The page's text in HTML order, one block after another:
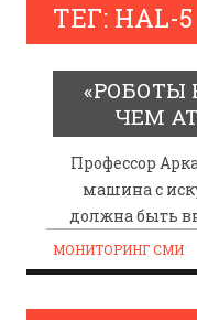
ТЕГ: HAL-5
«РОБОТЫ
ЧЕМ
Профессор
машина с
должна быть
МОНИТОРИНГ СМИ